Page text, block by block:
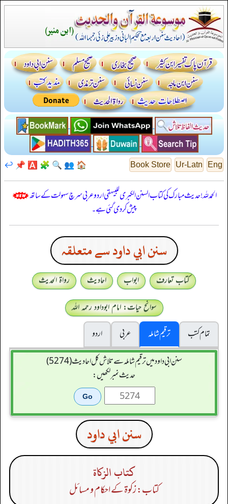
Eng
Ur-Latn
Book Store
🏠
👥
🔍
🧩
🅰️
📌
↩️
الحمدللہ! حدیث مبارک کی کتاب السنن الكبرى للبيهقي اردو عربی سرچ سہولت کے ساتھ
پیش کر دی گئی ہے۔
سنن ابي داود سے متعلقہ
کتاب تعارف ابواب احادیث
رواۃ الحدیث
سوانح حیات: امام ابوداود رحمہ اللہ
تمام کتب
ترقیم شاملہ عربی
اردو
سنن ابي داود میں ترقیم شاملہ سے تلاش کل احادیث (5274)
حدیث نمبر لکھیں:
سنن ابي داود
كتاب الزكاة
کتاب: زکوۃ کے احکام و مسائل